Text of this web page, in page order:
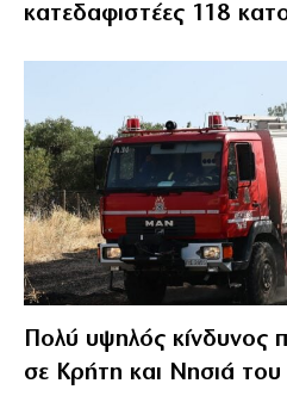
κατεδαφιστέες 118
Πολύ υψηλός κίνδυνος
σε Κρήτη και Νησιά του